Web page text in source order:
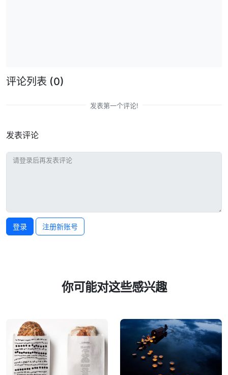
评论列表 (0)
发表第一个评论!
发表评论
登录 注册新账号
你可能对这些感兴趣